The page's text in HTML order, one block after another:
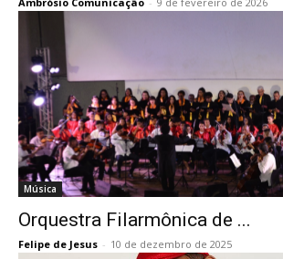
Música
Orquestra Filarmônica de ...
Felipe de Jesus - 10 de dezembro de 2025